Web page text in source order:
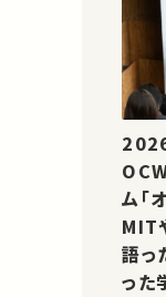
ム「
MIT
語っ
った